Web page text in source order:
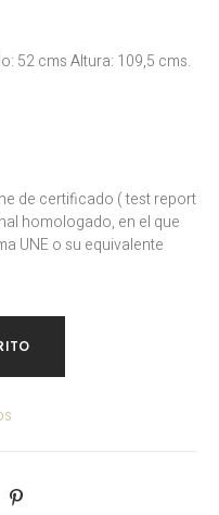
52 cms Altura: 109,5 cms.
de certificado ( test report
homologado, en el que
UNE o su equivalente